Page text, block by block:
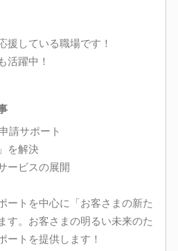
援している職場です！
活躍中！
請サポート
を解決
ービスの展開
ートを中心に「お客さまの新た
す。お客さまの明るい未来のた
ートを提供します！